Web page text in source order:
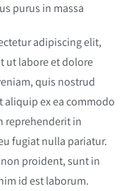
purus in massa
adipiscing elit,
ut labore et dolore
quis nostrud
ex ea commodo
reprehenderit in
fugiat nulla pariatur.
proident, sunt in
id est laborum.